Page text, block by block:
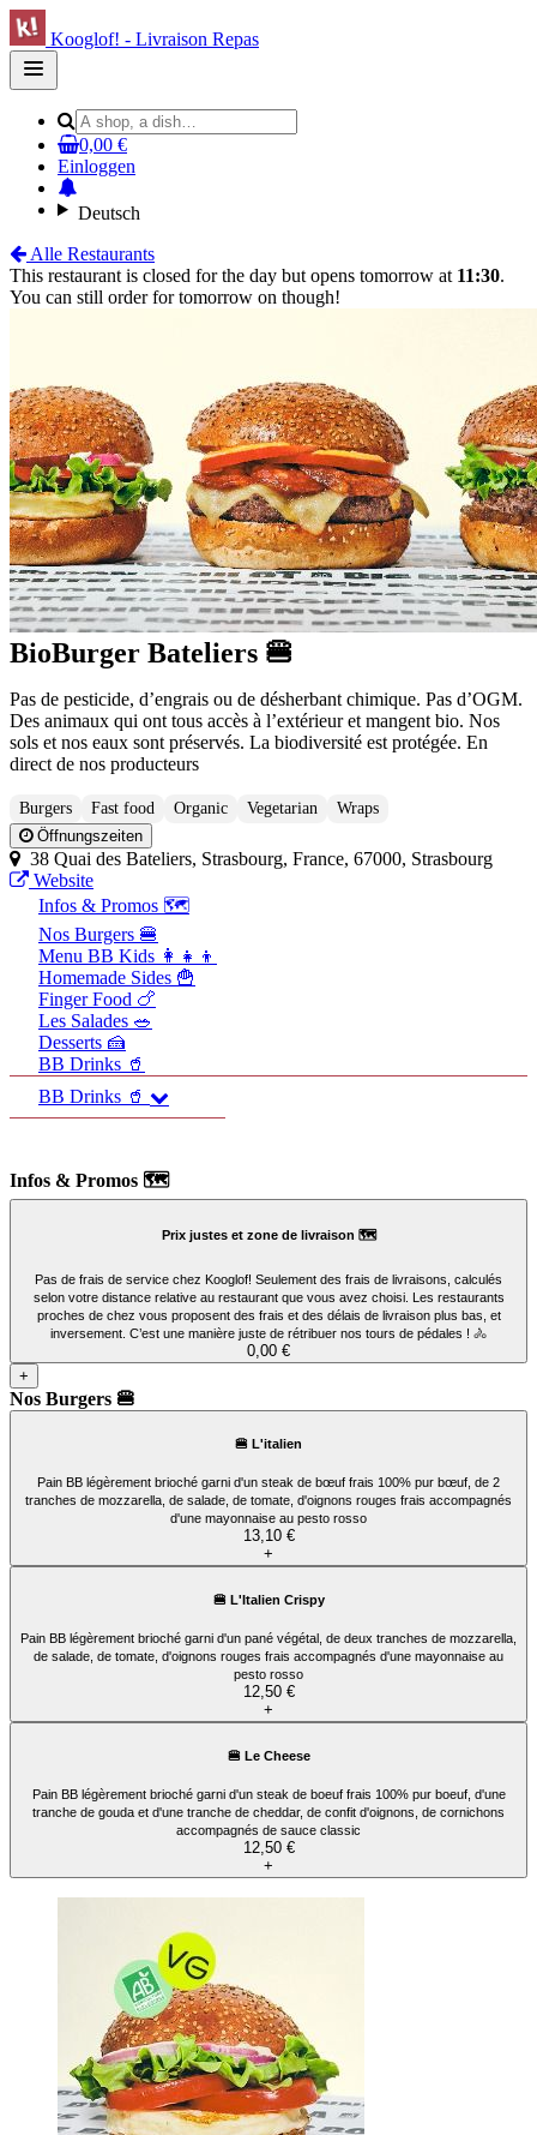
Kooglof! - Livraison Repas
Open
main
0,00 €
Einloggen
Deutsch
Alle Restaurants
This restaurant is closed for the day but opens tomorrow at 11:30.
You can still order for tomorrow on though!
BioBurger Bateliers 🍔
Pas de pesticide, d’engrais ou de désherbant chimique. Pas d’OGM.
Des animaux qui ont tous accès à l’extérieur et mangent bio. Nos
sols et nos eaux sont préservés. La biodiversité est protégée. En
direct de nos producteurs
Burgers Fast food Organic Vegetarian
Wraps
Öffnungszeiten
38 Quai des Bateliers, Strasbourg, France, 67000, Strasbourg
Website
Infos & Promos 🗺️
Nos Burgers 🍔
Menu BB Kids 👩‍👧‍👦
Homemade Sides 🍟
Finger Food 🍗
Les Salades 🥗
Desserts 🍰
BB Drinks 🥤
BB Drinks 🥤
Infos & Promos 🗺️
Prix justes et zone de livraison 🗺️
Pas de frais de service chez Kooglof! Seulement des frais de livraisons, calculés
selon votre distance relative au restaurant que vous avez choisi. Les restaurants
proches de chez vous proposent des frais et des délais de livraison plus bas, et
inversement. C’est une manière juste de rétribuer nos tours de pédales ! 🚴
0,00 €
+
Nos Burgers 🍔
🍔 L'italien
Pain BB légèrement brioché garni d'un steak de bœuf frais 100% pur bœuf, de 2
tranches de mozzarella, de salade, de tomate, d'oignons rouges frais accompagnés
d'une mayonnaise au pesto rosso
13,10 €
+
🍔 L'Italien Crispy
Pain BB légèrement brioché garni d'un pané végétal, de deux tranches de mozzarella,
de salade, de tomate, d'oignons rouges frais accompagnés d'une mayonnaise au
pesto rosso
12,50 €
+
🍔 Le Cheese
Pain BB légèrement brioché garni d'un steak de boeuf frais 100% pur boeuf, d'une
tranche de gouda et d'une tranche de cheddar, de confit d'oignons, de cornichons
accompagnés de sauce classic
12,50 €
+